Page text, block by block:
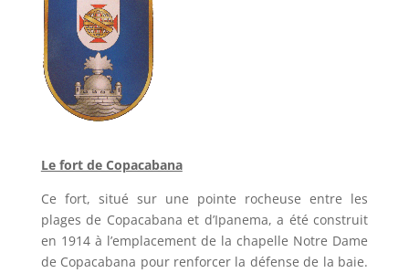
Le fort de Copacabana
Ce fort, situé sur une pointe rocheuse entre les
plages de Copacabana et d’Ipanema, a été construit
en 1914 à l’emplacement de la chapelle Notre Dame
de Copacabana pour renforcer la défense de la baie.